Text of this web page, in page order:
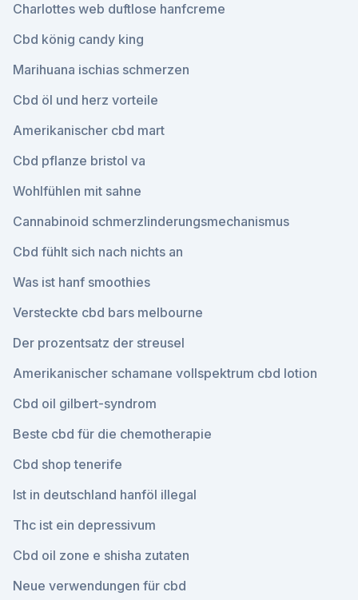
Charlottes web duftlose hanfcreme
Cbd könig candy king
Marihuana ischias schmerzen
Cbd öl und herz vorteile
Amerikanischer cbd mart
Cbd pflanze bristol va
Wohlfühlen mit sahne
Cannabinoid schmerzlinderungsmechanismus
Cbd fühlt sich nach nichts an
Was ist hanf smoothies
Versteckte cbd bars melbourne
Der prozentsatz der streusel
Amerikanischer schamane vollspektrum cbd lotion
Cbd oil gilbert-syndrom
Beste cbd für die chemotherapie
Cbd shop tenerife
Ist in deutschland hanföl illegal
Thc ist ein depressivum
Cbd oil zone e shisha zutaten
Neue verwendungen für cbd